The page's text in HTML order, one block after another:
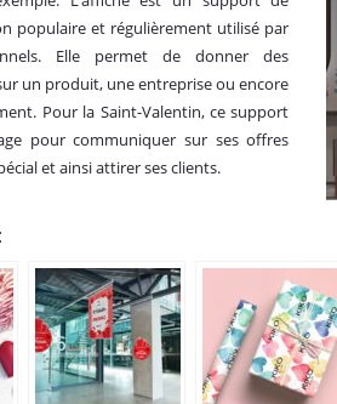
populaire et régulièrement utilisé par
Elle permet de donner des
un produit, une entreprise ou encore
Pour la Saint-Valentin, ce support
pour communiquer sur ses offres
et ainsi attirer ses clients.